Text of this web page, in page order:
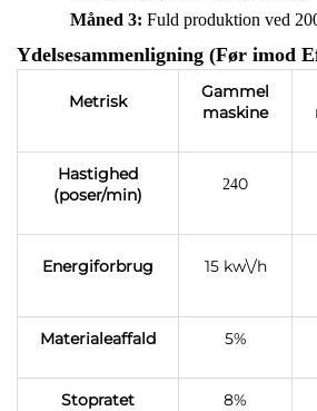
Måned 3: Fuld produktion ved
Ydelsesammenligning (Før imod
Metrisk
Gammel
maskine
Hastighed
(poser/min)
240
Energiforbrug 15 kw\/h
Materialeaffald 5%
Stopratet 8%